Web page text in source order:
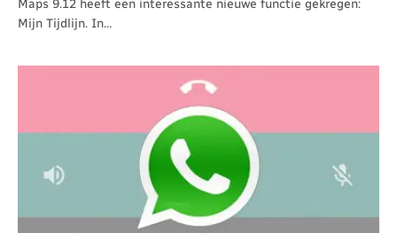
Maps 9.12 heeft een interessante nieuwe functie gekregen:
Mijn Tijdlijn. In…